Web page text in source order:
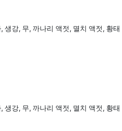
강, 무, 까나리 액젓, 멸치 액젓, 황태
강, 무, 까나리 액젓, 멸치 액젓, 황태